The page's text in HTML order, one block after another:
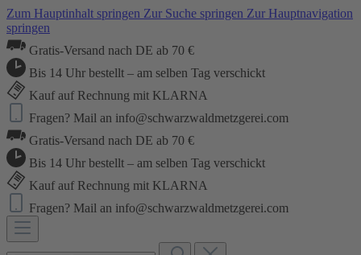
Zum Hauptinhalt springen Zur Suche springen Zur Hauptnavigation
springen
Gratis-Versand nach DE ab 70 €
Bis 14 Uhr bestellt – am selben Tag verschickt
Kauf auf Rechnung mit KLARNA
Fragen? Mail an info@schwarzwaldmetzgerei.com
Gratis-Versand nach DE ab 70 €
Bis 14 Uhr bestellt – am selben Tag verschickt
Kauf auf Rechnung mit KLARNA
Fragen? Mail an info@schwarzwaldmetzgerei.com